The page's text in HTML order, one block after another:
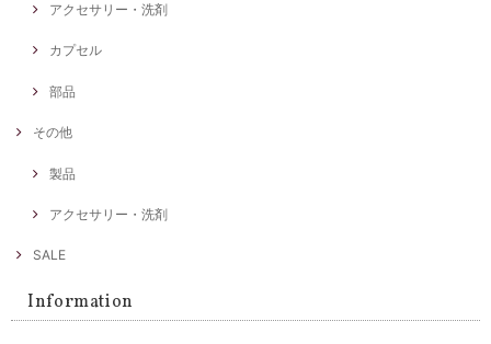
アクセサリー・洗剤
カプセル
部品
その他
製品
アクセサリー・洗剤
SALE
Information